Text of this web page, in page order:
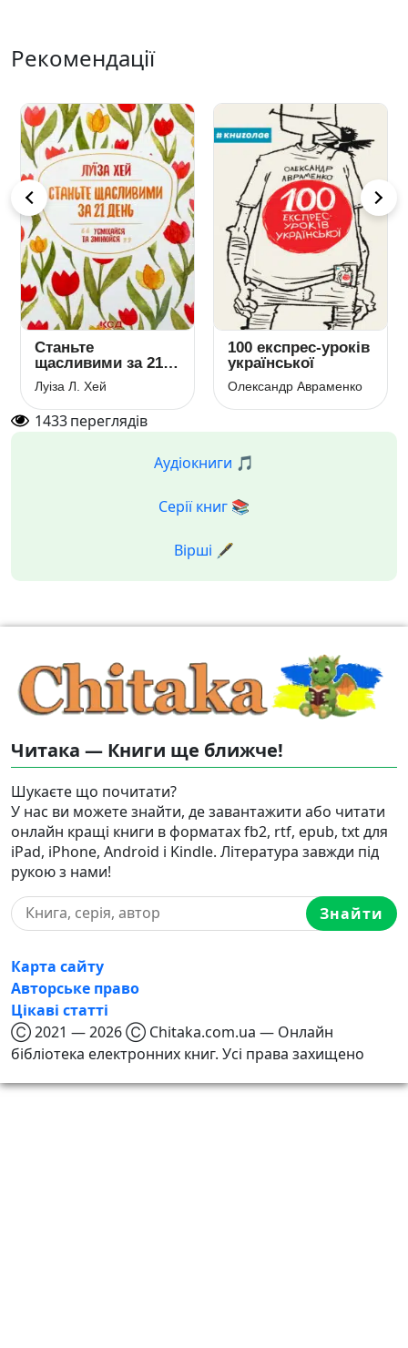
Рекомендації
Станьте
щасливими за 21
день
Луіза Л. Хей
100 експрес-уроків
української
Олександр Авраменко
1433переглядів
Аудіокниги 🎵
Серії книг 📚
Вірші 🖋️
Читака — Книги ще ближче!
Шукаєте що почитати?
У нас ви можете знайти, де завантажити або читати
онлайн кращі книги в форматах fb2, rtf, epub, txt для
iPad, iPhone, Android і Kindle. Література завжди під
рукою з нами!
Знайти
Карта сайту
Авторське право
Цікаві статті
Ⓒ 2021 — 2026 Ⓒ Chitaka.com.ua — Онлайн
бібліотека електронних книг. Усі права захищено